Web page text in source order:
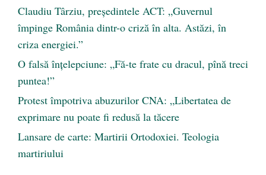
Claudiu Târziu, președintele ACT: „Guvernul
împinge România dintr-o criză în alta. Astăzi, în
criza energiei.”
O falsă înțelepciune: „Fă-te frate cu dracul, pînă treci
puntea!”
Protest împotriva abuzurilor CNA: „Libertatea de
exprimare nu poate fi redusă la tăcere
Lansare de carte: Martirii Ortodoxiei. Teologia
martiriului